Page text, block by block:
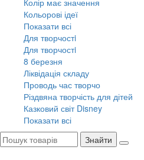
Кольорові ідеї
Показати всі
Для творчостi
Для творчостi
8 березня
Ліквідація складу
Проводь час творчо
Різдвяна творчість для дітей
Казковий світ Disney
Показати всі
Знайти